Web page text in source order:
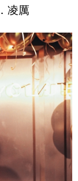
凌厲